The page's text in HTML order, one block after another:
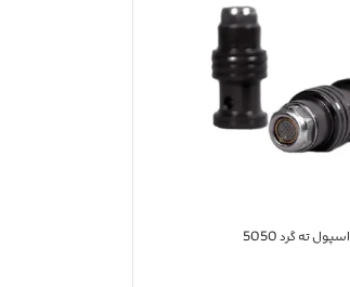
اسپول ته گرد 5050